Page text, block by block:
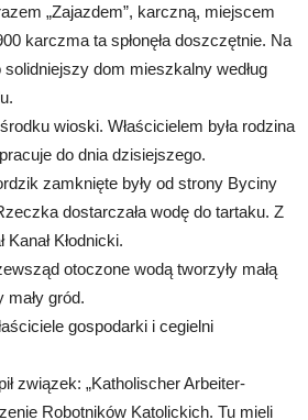
„Zajazdem”, karczną, miejscem
karczma ta spłonęła doszczętnie. Na
dom mieszkalny według
wioski. Właścicielem była rodzina
do dnia dzisiejszego.
zamknięte były od strony Byciny
dostarczała wodę do tartaku. Z
Kłodnicki.
otoczone wodą tworzyły małą
gród.
gospodarki i cegielni
związek: „Katholischer Arbeiter-
Robotników Katolickich. Tu mieli